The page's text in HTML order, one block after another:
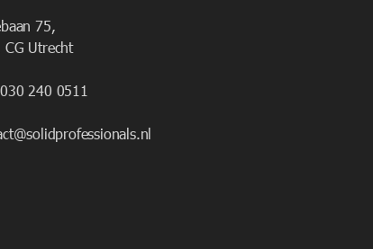
75,
CG Utrecht
240 0511